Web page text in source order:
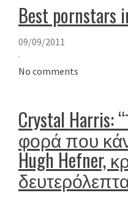
Best pornstars
09/09/2011
·
No comments
Crystal
φορά που
Hugh Hefner,